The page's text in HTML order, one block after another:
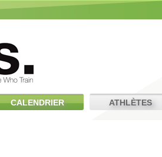
CALENDRIER ATHLÈTES